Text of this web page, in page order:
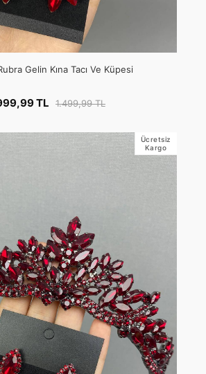
Gelin Kına Tacı Ve Küpesi
TL 1.499,99 TL
Ücretsiz
Kargo